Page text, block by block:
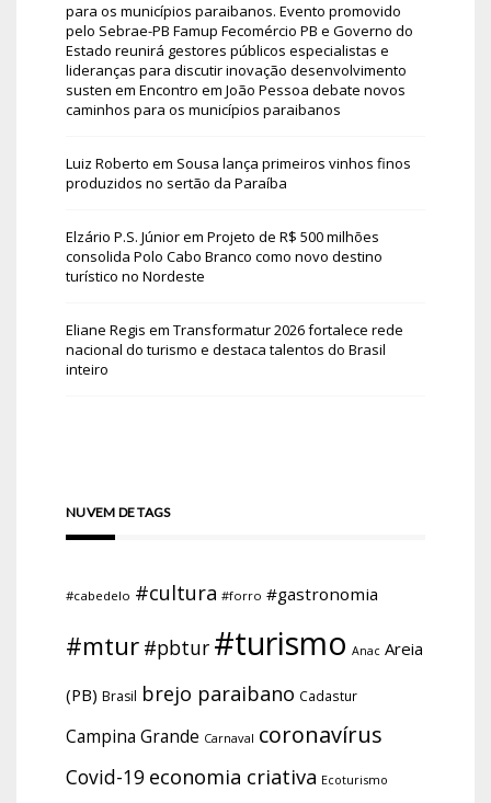
para os municípios paraibanos. Evento promovido
pelo Sebrae-PB Famup Fecomércio PB e Governo do
Estado reunirá gestores públicos especialistas e
lideranças para discutir inovação desenvolvimento
susten em Encontro em João Pessoa debate novos
caminhos para os municípios paraibanos
Luiz Roberto em Sousa lança primeiros vinhos finos
produzidos no sertão da Paraíba
Elzário P.S. Júniorem Projeto de R$ 500 milhões
consolida Polo Cabo Branco como novo destino
turístico no Nordeste
Eliane Regis em Transformatur 2026 fortalece rede
nacional do turismo e destaca talentos do Brasil
inteiro
NUVEM DE TAGS
#cabedelo #cultura #forro #gastronomia
#mtur #pbtur #turismo Anac Areia
(PB) Brasil brejo paraibano Cadastur
Campina Grande Carnaval coronavírus
Covid-19 economia criativa Ecoturismo